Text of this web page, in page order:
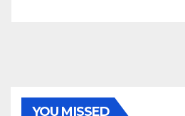
YOU MISSED